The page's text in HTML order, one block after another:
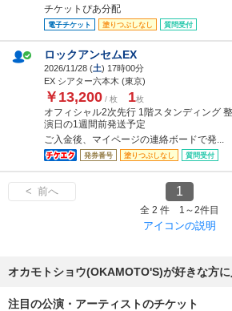
チケットぴあ分配
電子チケット 塗りつぶしなし 質問受付
ロックアンセムEX
2026/11/28 (土) 17時00分
EX シアター六本木 (東京)
￥13,200 / 枚 1枚
オフィシャル2次先行 1階スタンディング
演日の1週間前発送予定
ご入金後、マイページの連絡ボードで発...
発券番号 塗りつぶしなし 質問受付
< 前へ 1
全 2 件 1～2件目
アイコンの説明
オカモトショウ(OKAMOTO'S)が好きな方
注目の公演・アーティストのチケット